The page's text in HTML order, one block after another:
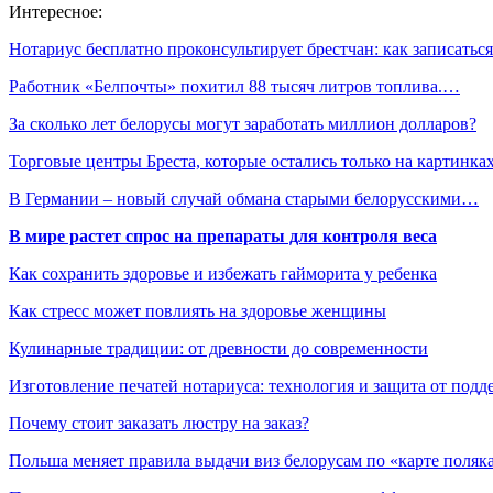
Интересное:
Нотариус бесплатно проконсультирует брестчан: как
Работник «Белпочты» похитил 88 тысяч литров топлива.…
За сколько лет белорусы могут заработать миллион долларов?
Торговые центры Бреста, которые остались только на
В Германии – новый случай обмана старыми белорусскими…
В мире растет спрос на препараты для контроля веса
Как сохранить здоровье и избежать гайморита у ребенка
Как стресс может повлиять на здоровье женщины
Кулинарные традиции: от древности до современности
Изготовление печатей нотариуса: технология и защита от
Почему стоит заказать люстру на заказ?
Польша меняет правила выдачи виз белорусам по «карте